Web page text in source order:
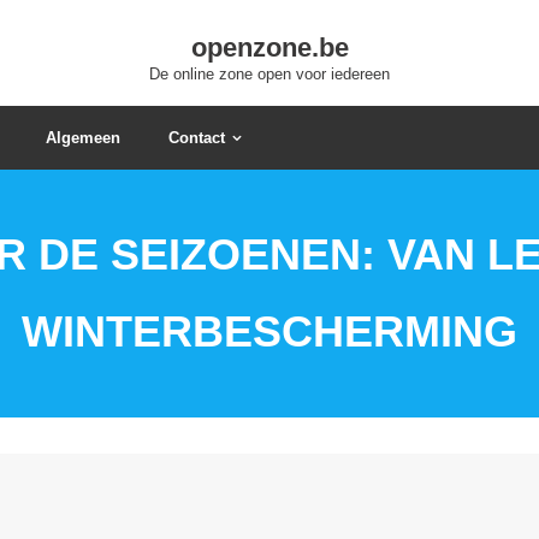
openzone.be
De online zone open voor iedereen
Algemeen Contact
DE SEIZOENEN: VAN
WINTERBESCHERMING